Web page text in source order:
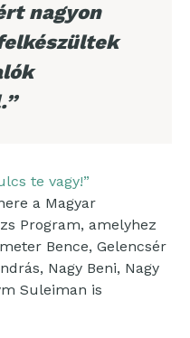
nagyon
te vagy!”
a Magyar
Program, amelyhez
Bence, Gelencsér
Nagy Beni, Nagy
Suleiman is